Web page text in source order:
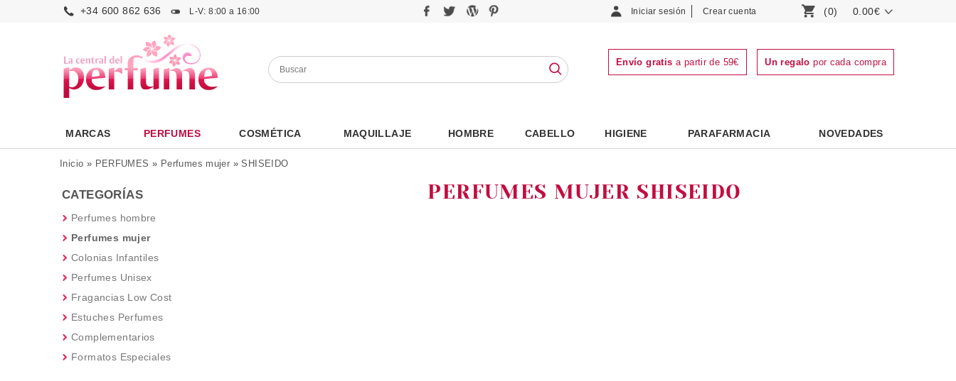
+34 600 862 636 L-V: 8:00 a 16:00 Iniciar sesión Crear cuenta (0) 0.00€
Envío gratis a partir de 59€ Un regalo por cada compra
MARCAS PERFUMES COSMÉTICA MAQUILLAJE HOMBRE CABELLO HIGIENE PARAFARMACIA NOVEDADES
Inicio » PERFUMES » Perfumes mujer »SHISEIDO
CATEGORÍAS
Perfumes hombre
Perfumes mujer
Colonias Infantiles
Perfumes Unisex
Fragancias Low Cost
Estuches Perfumes
Complementarios
Formatos Especiales
PERFUMES MUJER SHISEIDO